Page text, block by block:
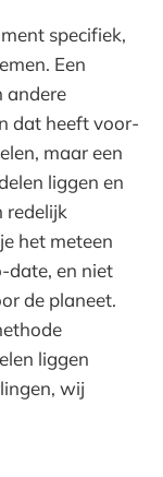
specifiek,
Een
andere
dat heeft voor-
maar een
liggen en
redelijk
het meteen
date, en niet
de planeet.
liggen
wij